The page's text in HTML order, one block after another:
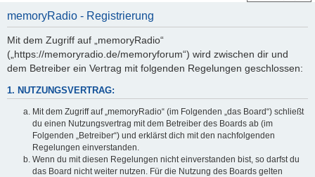
memoryRadio - Registrierung
Mit dem Zugriff auf „memoryRadio“
(„https://memoryradio.de/memoryforum“) wird zwischen dir und
dem Betreiber ein Vertrag mit folgenden Regelungen geschlossen:
1. NUTZUNGSVERTRAG:
Mit dem Zugriff auf „memoryRadio“ (im Folgenden „das Board“) schließt
du einen Nutzungsvertrag mit dem Betreiber des Boards ab (im
Folgenden „Betreiber“) und erklärst dich mit den nachfolgenden
Regelungen einverstanden.
Wenn du mit diesen Regelungen nicht einverstanden bist, so darfst du
das Board nicht weiter nutzen. Für die Nutzung des Boards gelten